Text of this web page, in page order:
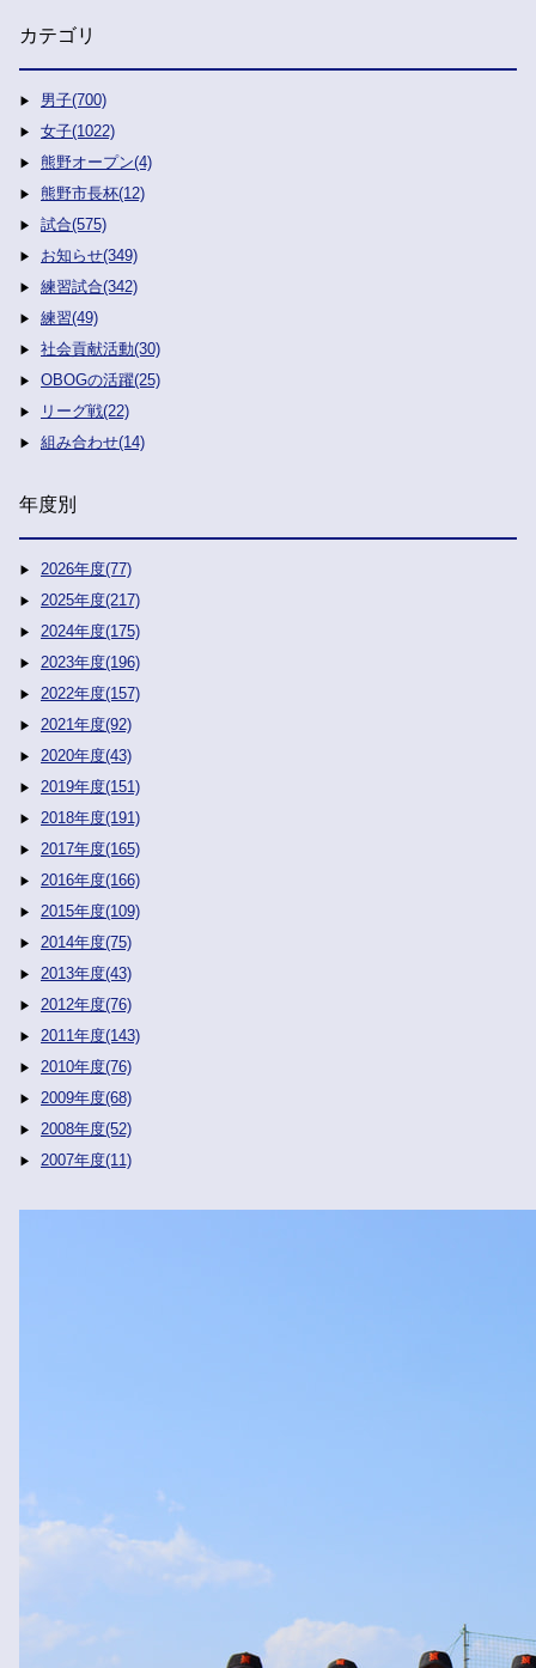
カテゴリ
男子(700)
女子(1022)
熊野オープン(4)
熊野市長杯(12)
試合(575)
お知らせ(349)
練習試合(342)
練習(49)
社会貢献活動(30)
OBOGの活躍(25)
リーグ戦(22)
組み合わせ(14)
年度別
2026年度(77)
2025年度(217)
2024年度(175)
2023年度(196)
2022年度(157)
2021年度(92)
2020年度(43)
2019年度(151)
2018年度(191)
2017年度(165)
2016年度(166)
2015年度(109)
2014年度(75)
2013年度(43)
2012年度(76)
2011年度(143)
2010年度(76)
2009年度(68)
2008年度(52)
2007年度(11)